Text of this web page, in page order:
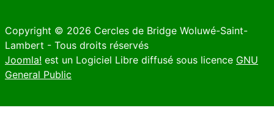
Copyright © 2026 Cercles de Bridge Woluwé-Saint-
Lambert - Tous droits réservés
Joomla! est un Logiciel Libre diffusé sous licence GNU
General Public